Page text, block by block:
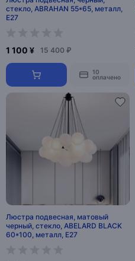
стекло, ABRAHAN 55*65, металл,
Е27
1 100 ¥ 15 400 ₽
10
оплачено
Люстра подвесная, матовый
черный, стекло, ABELARD BLACK
60*100, металл, Е27